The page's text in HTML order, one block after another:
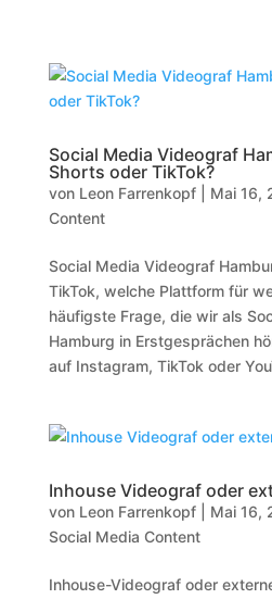
Social Media Videograf
Shorts oder TikTok?
von Leon Farrenkopf| Mai 16,
Content
Social Media Videograf
TikTok, welche Plattform für
häufigste Frage, die wir als
Hamburg in Erstgesprächen
auf Instagram, TikTok oder
Inhouse Videograf oder
von Leon Farrenkopf| Mai 16,
Social Media Content
Inhouse-Videograf oder